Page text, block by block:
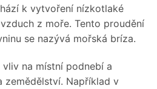
k vytvoření nízkotlaké
z moře. Tento proudění
se nazývá mořská bríza.
na místní podnebí a
Například v